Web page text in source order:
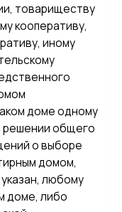
товариществу
кооперативу,
иному
доме одному
решении общего
о выборе
домом,
любому
доме, либо